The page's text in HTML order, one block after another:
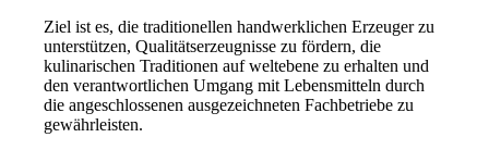
Ziel ist es, die traditionellen handwerklichen Erzeuger zu
unterstützen, Qualitätserzeugnisse zu fördern, die
kulinarischen Traditionen auf weltebene zu erhalten und
den verantwortlichen Umgang mit Lebensmitteln durch
die angeschlossenen ausgezeichneten Fachbetriebe zu
gewährleisten.